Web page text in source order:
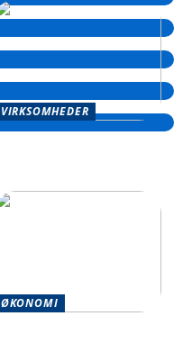
VIRKSOMHEDER
ØKONOMI